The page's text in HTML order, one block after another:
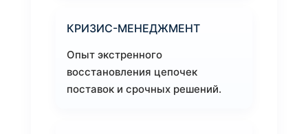
КРИЗИС-МЕНЕДЖМЕНТ
Опыт экстренного
восстановления цепочек
поставок и срочных решений.